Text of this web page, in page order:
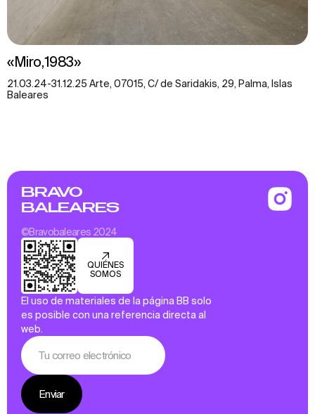
«Miro,1983»
21.03.24-31.12.25 Arte, 07015, C/ de Saridakis, 29, Palma, Islas
Baleares
BRAVO
BALEARES
©Bravobaleares 2024
QUIÉNES
SOMOS
El uso de materiales de la página BB solo
es posible con una referencia directa al
web.